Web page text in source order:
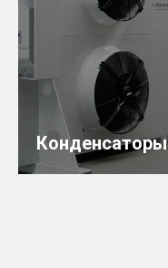
Конденсаторы